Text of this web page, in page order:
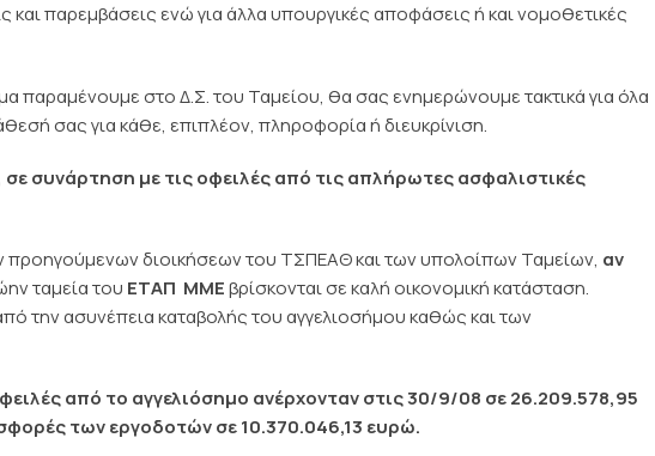
παρεμβάσεις ενώ για άλλα υπουργικές αποφάσεις ή και νομοθετικές
παραμένουμε στο Δ.Σ. του Ταμείου, θα σας ενημερώνουμε τακτικά για όλα
σας για κάθε, επιπλέον, πληροφορία ή διευκρίνιση.
συνάρτηση με τις οφειλές από τις απλήρωτες ασφαλιστικές
προηγούμενων διοικήσεων του ΤΣΠΕΑΘ και των υπολοίπων Ταμείων, αν
ταμεία του ΕΤΑΠ  ΜΜΕβρίσκονται σε καλή οικονομική κατάσταση.
την ασυνέπεια καταβολής του αγγελιοσήμου καθώς και των
από το αγγελιόσημο ανέρχονταν στις 30/9/08 σε 26.209.578,95
των εργοδοτών σε 10.370.046,13 ευρώ.